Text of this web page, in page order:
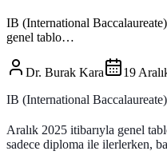
IB (International
genel tablo…
Dr. Burak Kara
19
IB (International
Aralık 2025 itibarıyla genel
sadece diploma ile ilerlerken,